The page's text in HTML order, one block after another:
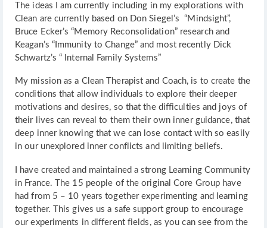
The ideas I am currently including in my explorations with
Clean are currently based on Don Siegel’s “Mindsight”,
Bruce Ecker’s “Memory Reconsolidation” research and
Keagan’s “Immunity to Change” and most recently Dick
Schwartz’s “ Internal Family Systems”
My mission as a Clean Therapist and Coach, is to create the
conditions that allow individuals to explore their deeper
motivations and desires, so that the difficulties and joys of
their lives can reveal to them their own inner guidance, that
deep inner knowing that we can lose contact with so easily
in our unexplored inner conflicts and limiting beliefs.
I have created and maintained a strong Learning Community
in France. The 15 people of the original Core Group have
had from 5 – 10 years together experimenting and learning
together. This gives us a safe support group to encourage
our experiments in different fields, as you can see from the